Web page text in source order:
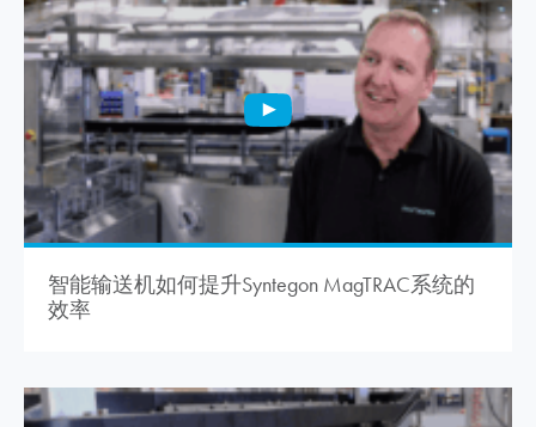
智能输送机如何提升Syntegon MagTRAC系统的
效率